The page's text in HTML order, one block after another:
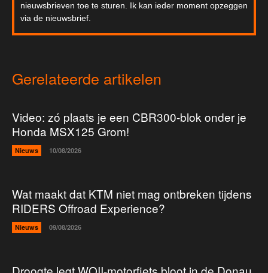
nieuwsbrieven toe te sturen. Ik kan ieder moment opzeggen
via de nieuwsbrief.
Gerelateerde artikelen
Video: zó plaats je een CBR300-blok onder je
Honda MSX125 Grom!
Nieuws 10/08/2026
Wat maakt dat KTM niet mag ontbreken tijdens
RIDERS Offroad Experience?
Nieuws 09/08/2026